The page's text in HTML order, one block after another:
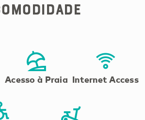
Acesso à Praia Internet Access